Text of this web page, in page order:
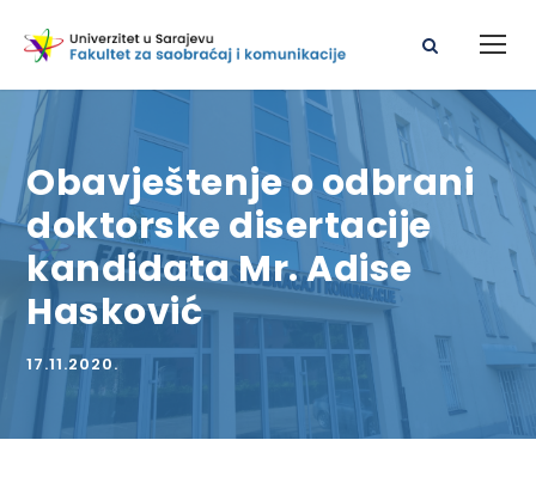
Obavještenje o odbrani
doktorske disertacije
kandidata Mr. Adise
Hasković
17.11.2020.